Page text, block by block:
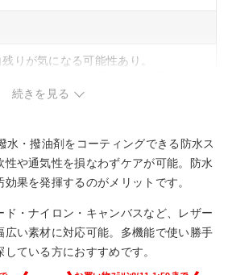
りが気になる可能性あり。
続きを見る
水・撥油剤をコーティングできる防水ス
性や通気性を損なわずケアが可能。防水
果を発揮するのがメリットです。
ド・ナイロン・キャンバスなど、レザー
広い素材に対応可能。多機能で使い勝手
ている方におすすめです。